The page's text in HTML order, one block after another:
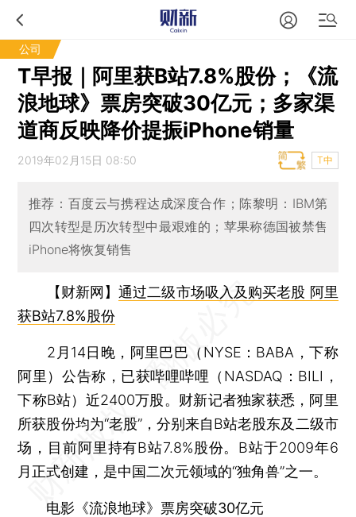
公司
T早报｜阿里获B站7.8%股份；《流
浪地球》票房突破30亿元；多家渠
道商反映降价提振iPhone销量
2019年02月15日 08:50 T中
推荐：百度云与携程达成深度合作；陈黎明：IBM第
四次转型是历次转型中最艰难的；苹果称德国被禁售
iPhone将恢复销售
【财新网】通过二级市场吸入及购买老股 阿里
获B站7.8%股份
2月14日晚，阿里巴巴（NYSE：BABA，下称
阿里）公告称，已获哔哩哔哩（NASDAQ：BILI，
下称B站）近2400万股。财新记者独家获悉，阿里
所获股份均为“老股”，分别来自B站老股东及二级市
场，目前阿里持有B站7.8%股份。B站于2009年6
月正式创建，是中国二次元领域的“独角兽”之一。
电影《流浪地球》票房突破30亿元